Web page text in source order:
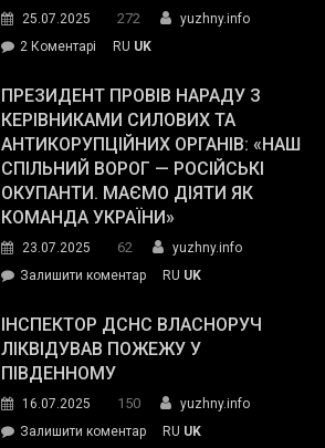
The
Street
Journal.
25.07.2025 272
yuzhny.info
2 Коментарі
Південному
працівникам
ОПЗ
з
матеріального
резерву
гуманітарну
допомогу
RU UK
ПРЕЗИДЕНТ ПРОВІВ НАРАДУ З
КЕРІВНИКАМИ СИЛОВИХ ТА
АНТИКОРУПЦІЙНИХ ОРГАНІВ: «НАШ
СПІЛЬНИЙ ВОРОГ — РОСІЙСЬКІ
ОКУПАНТИ. МАЄМО ДІЯТИ ЯК
КОМАНДА УКРАЇНИ»
23.07.2025 62
yuzhny.info
Залишити коментарon
провів
нараду
силових
та
RU UK
ІНСПЕКТОР ДСНС ВЛАСНОРУЧ
ЛІКВІДУВАВ ПОЖЕЖУ У
ПІВДЕННОМУ
16.07.2025 150
yuzhny.info
Залишити коментарon
RU UK